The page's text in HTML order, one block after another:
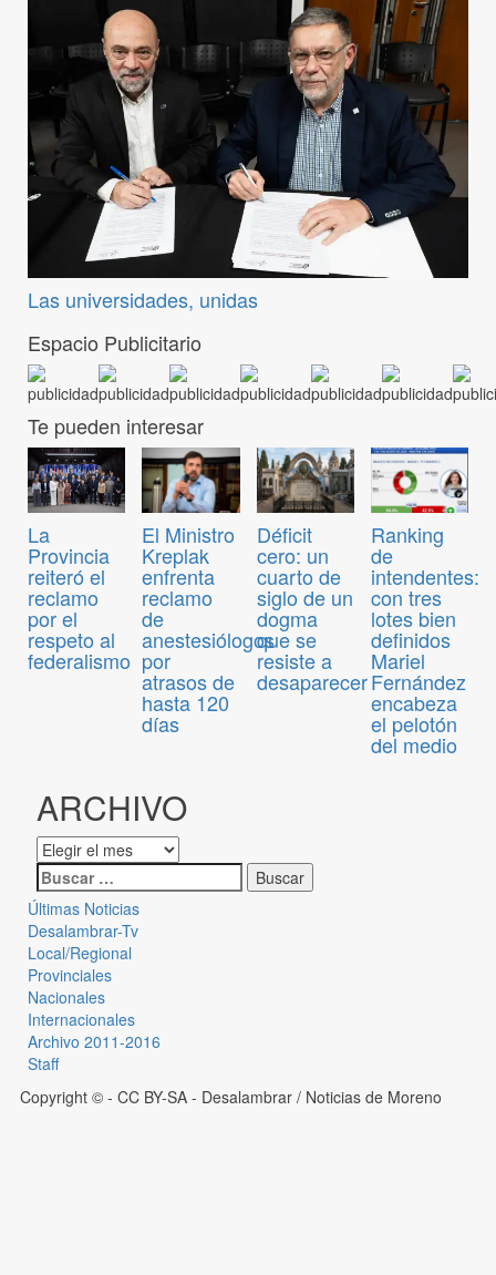
Las universidades, unidas
Espacio Publicitario
Te pueden interesar
La
Provincia
reiteró el
reclamo
por el
respeto al
federalismo
El Ministro
Kreplak
enfrenta
reclamo
de
anestesiólogos
por
atrasos de
hasta 120
días
Déficit
cero: un
cuarto de
siglo de un
dogma
que se
resiste a
desaparecer
Ranking
de
intendentes:
con tres
lotes bien
definidos
Mariel
Fernández
encabeza
el pelotón
del medio
ARCHIVO
Últimas Noticias
Desalambrar-Tv
Local/Regional
Provinciales
Nacionales
Internacionales
Archivo 2011-2016
Staff
Copyright © - CC BY-SA - Desalambrar / Noticias de Moreno